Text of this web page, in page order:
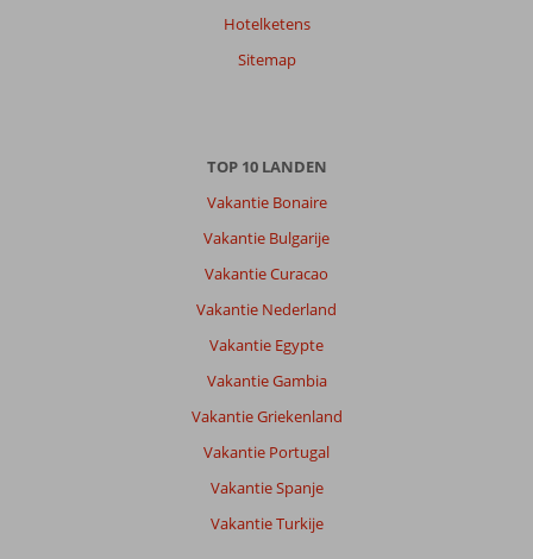
Hotelketens
Sitemap
TOP 10 LANDEN
Vakantie Bonaire
Vakantie Bulgarije
Vakantie Curacao
Vakantie Nederland
Vakantie Egypte
Vakantie Gambia
Vakantie Griekenland
Vakantie Portugal
Vakantie Spanje
Vakantie Turkije